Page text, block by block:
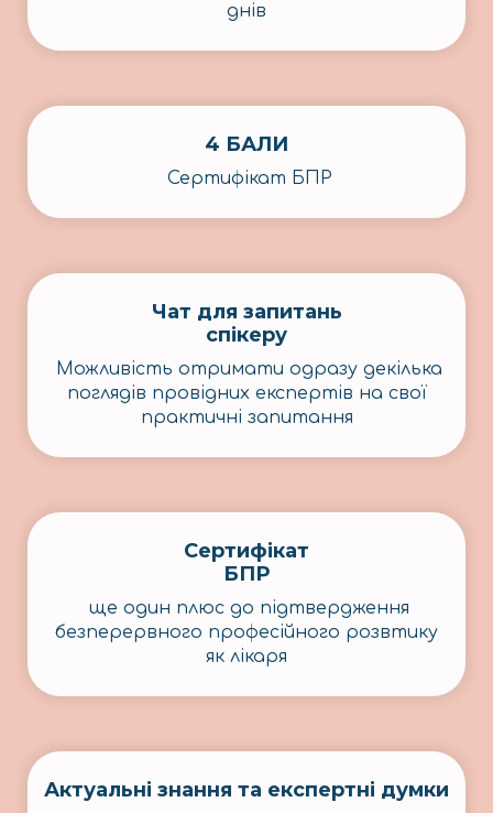
днів
4 БАЛИ
Сертифікат БПР
Чат для запитань
спікеру
Можливість отримати одразу декілька
поглядів провідних експертів на свої
практичні запитання
Сертифікат
БПР
ще один плюс до підтвердження
безперервного професійного розвтику
як лікаря
Актуальні знання та експертні думки